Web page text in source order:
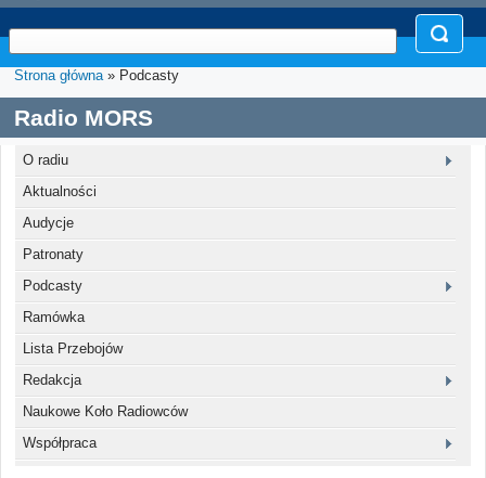
Strona główna» Podcasty
Radio MORS
O radiu
Aktualności
Audycje
Patronaty
Podcasty
Ramówka
Lista Przebojów
Redakcja
Naukowe Koło Radiowców
Współpraca